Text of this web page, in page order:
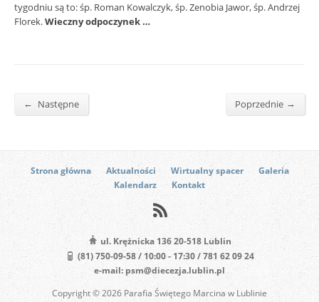
tygodniu są to: śp. Roman Kowalczyk, śp. Zenobia Jawor, śp. Andrzej
Florek.Wieczny odpoczynek …
← Następne Poprzednie →
Strona główna Aktualności Wirtualny spacer
Galeria
Kalendarz
Kontakt
ul. Krężnicka 136 20-518 Lublin
(81) 750-09-58 / 10:00 - 17:30 / 781 62 09 24
e-mail: psm@diecezja.lublin.pl
Copyright © 2026 Parafia Świętego Marcina w Lublinie